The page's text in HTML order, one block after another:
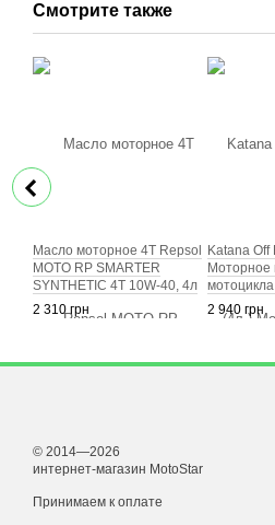
Смотрите также
Масло моторное 4Т Repsol
MOTO RP SMARTER
SYNTHETIC 4T 10W-40, 4л
(RPP2064MGB)
2 310 грн
Katana
Моторное
2 940 грн
© 2014—2026
интернет-магазин MotoStar
Принимаем к оплате